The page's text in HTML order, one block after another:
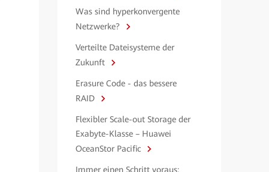
Was sind hyperkonvergente
Netzwerke?
Verteilte Dateisysteme der
Zukunft
Erasure Code - das bessere
RAID
Flexibler Scale-out Storage der
Exabyte-Klasse – Huawei
OceanStor Pacific
Immer einen Schritt voraus: